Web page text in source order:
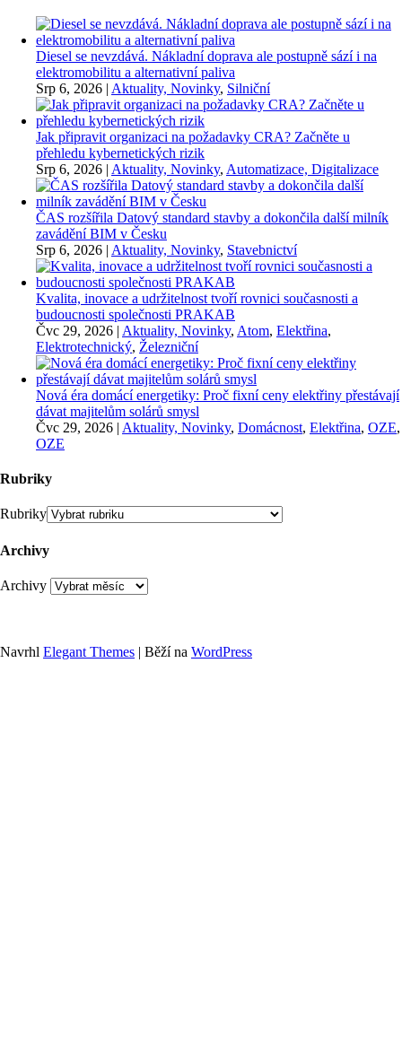
Diesel se nevzdává. Nákladní doprava ale postupně sází i na
elektromobilitu a alternativní paliva
Srp 6, 2026 | Aktuality, Novinky, Silniční
Jak připravit organizaci na požadavky CRA? Začněte u
přehledu kybernetických rizik
Srp 6, 2026 | Aktuality, Novinky, Automatizace, Digitalizace
ČAS rozšířila Datový standard stavby a dokončila další milník
zavádění BIM v Česku
Srp 6, 2026 | Aktuality, Novinky, Stavebnictví
Kvalita, inovace a udržitelnost tvoří rovnici současnosti a
budoucnosti společnosti PRAKAB
Čvc 29, 2026 | Aktuality, Novinky, Atom, Elektřina,
Elektrotechnický, Železniční
Nová éra domácí energetiky: Proč fixní ceny elektřiny přestávají
dávat majitelům solárů smysl
Čvc 29, 2026 | Aktuality, Novinky, Domácnost, Elektřina, OZE,
OZE
Rubriky
Rubriky
Archivy
Archivy
Navrhl Elegant Themes | Běží na WordPress